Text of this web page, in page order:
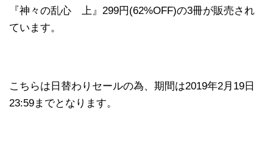
『神々の乱心 上』299円(62%OFF)の3冊が販売され
ています。
こちらは日替わりセールの為、期間は2019年2月19日
23:59までとなります。